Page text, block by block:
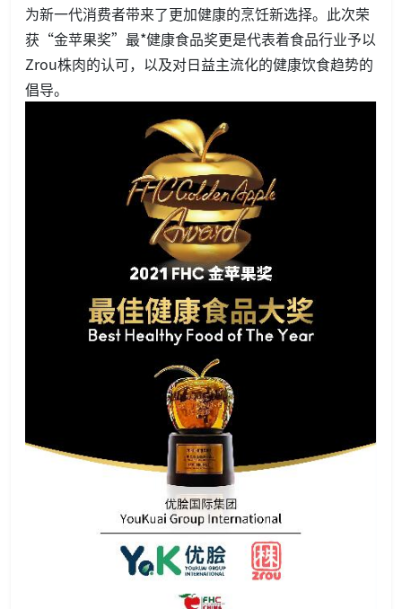
为新一代消费者带来了更加健康的烹饪新选择。此次荣
获“金苹果奖”最*健康食品奖更是代表着食品行业予以
Zrou株肉的认可，以及对日益主流化的健康饮食趋势的
倡导。